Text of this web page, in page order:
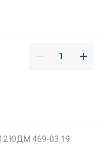
ЮДМ 469-03.19